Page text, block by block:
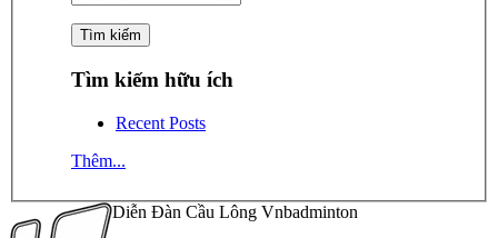
Tìm kiếm hữu ích
Recent Posts
Thêm...
Diễn Đàn Cầu Lông Vnbadminton